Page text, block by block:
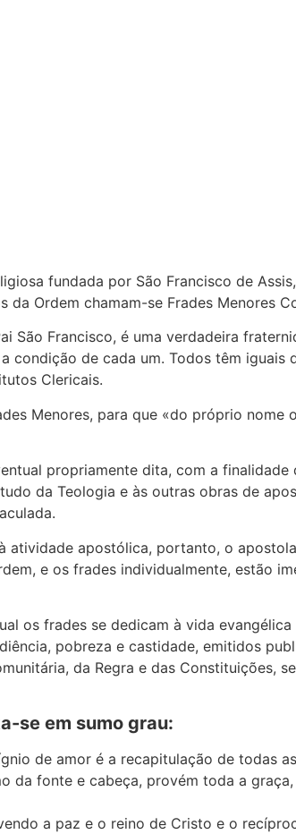
fundada por São Francisco de
Ordem chamam-se Frades Menores
São Francisco, é uma verdadeira
condição de cada um. Todos têm
Clericais.
Menores, para que «do próprio
propriamente dita, com a
da Teologia e às outras obras de
atividade apostólica, portanto, o
e os frades individualmente, estão
os frades se dedicam à vida
pobreza e castidade, emitidos
da Regra e das Constituições,
se em sumo grau:
de amor é a recapitulação de todas
da fonte e cabeça, provém toda a
a paz e o reino de Cristo e o